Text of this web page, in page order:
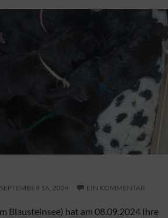
SEPTEMBER 16, 2024 EIN KOMMENTAR
Blausteinsee) hat am 08.09.2024 Ihre